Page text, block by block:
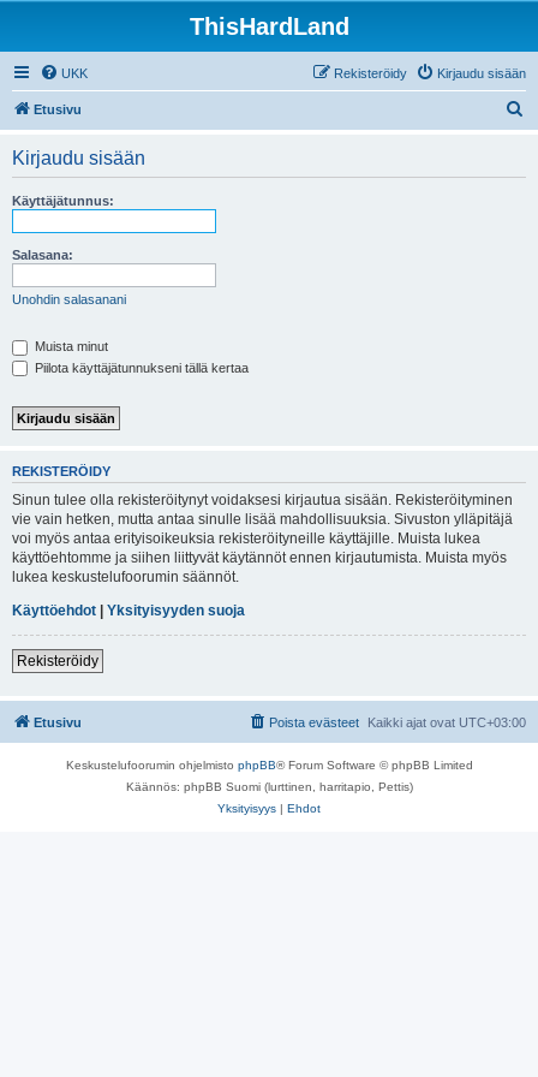
ThisHardLand
UKK Kirjaudu sisään
Rekisteröidy
Etusivu
Kirjaudu sisään
Käyttäjätunnus:
Salasana:
Unohdin salasanani
Muista minut
Piilota käyttäjätunnukseni tällä kertaa
REKISTERÖIDY
Sinun tulee olla rekisteröitynyt voidaksesi kirjautua sisään. Rekisteröityminen
vie vain hetken, mutta antaa sinulle lisää mahdollisuuksia. Sivuston ylläpitäjä
voi myös antaa erityisoikeuksia rekisteröityneille käyttäjille. Muista lukea
käyttöehtomme ja siihen liittyvät käytännöt ennen kirjautumista. Muista myös
lukea keskustelufoorumin säännöt.
Käyttöehdot | Yksityisyyden suoja
Rekisteröidy
Etusivu Kaikki ajat ovat UTC+03:00
Poista evästeet
Keskustelufoorumin ohjelmisto phpBB® Forum Software © phpBB Limited
Käännös: phpBB Suomi (lurttinen, harritapio, Pettis)
Yksityisyys | Ehdot